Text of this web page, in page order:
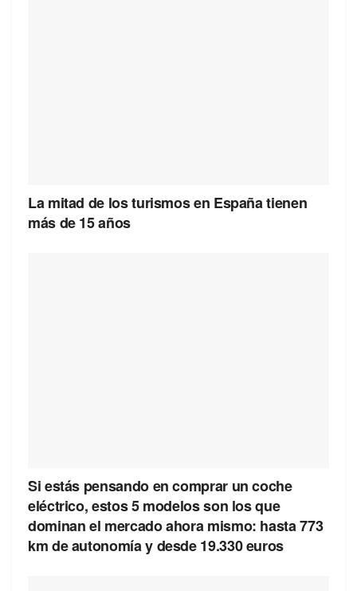
La mitad de los turismos en España tienen
más de 15 años
Si estás pensando en comprar un coche
eléctrico, estos 5 modelos son los que
dominan el mercado ahora mismo: hasta 773
km de autonomía y desde 19.330 euros